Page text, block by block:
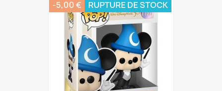
-5,00 € RUPTURE DE STOCK